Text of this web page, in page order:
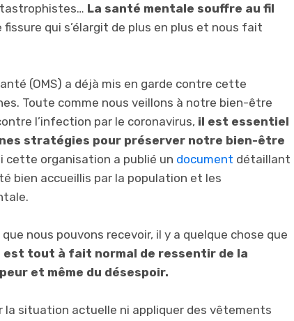
La santé mentale souffre au fil
fissure qui s’élargit de plus en plus et nous fait
(OMS) a déjà mis en garde contre cette
Toute comme nous veillons à notre bien-être
l’infection par le coronavirus, il est essentiel
stratégies pour préserver notre bien-être
cette organisation a publié un document détaillant
bien accueillis par la population et les
nous pouvons recevoir, il y a quelque chose que
est tout à fait normal de ressentir de la
et même du désespoir.
la situation actuelle ni appliquer des vêtements